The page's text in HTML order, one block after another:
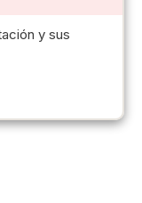
y sus